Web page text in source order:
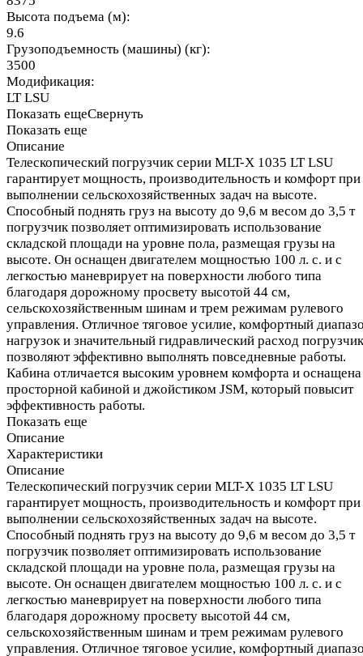
Высота подъема (м):
9.6
Грузоподъемность (машины) (кг):
3500
Модификация:
LT LSU
Показать ещеСвернуть
Показать еще
Описание
Телескопический погрузчик серии MLT-X 1035 LT LSU
гарантирует мощность, производительность и комфорт при
выполнении сельскохозяйственных задач на высоте.
Способный поднять груз на высоту до 9,6 м весом до 3,5 т
погрузчик позволяет оптимизировать использование
складской площади на уровне пола, размещая грузы на
высоте. Он оснащен двигателем мощностью 100 л. с. и с
легкостью маневрирует на поверхности любого типа
благодаря дорожному просвету высотой 44 см,
сельскохозяйственным шинам и трем режимам рулевого
управления. Отличное тяговое усилие, комфортный
нагрузок и значительный гидравлический расход
позволяют эффективно выполнять повседневные работы.
Кабина отличается высоким уровнем комфорта и оснащена
просторной кабиной и джойстиком JSM, который повысит
эффективность работы.
Показать еще
Описание
Характеристики
Описание
Телескопический погрузчик серии MLT-X 1035 LT LSU
гарантирует мощность, производительность и комфорт при
выполнении сельскохозяйственных задач на высоте.
Способный поднять груз на высоту до 9,6 м весом до 3,5 т
погрузчик позволяет оптимизировать использование
складской площади на уровне пола, размещая грузы на
высоте. Он оснащен двигателем мощностью 100 л. с. и с
легкостью маневрирует на поверхности любого типа
благодаря дорожному просвету высотой 44 см,
сельскохозяйственным шинам и трем режимам рулевого
управления. Отличное тяговое усилие, комфортный